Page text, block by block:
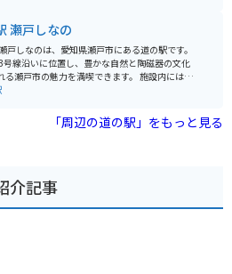
能できます。ベーカリーカフェでは、焼きたて
コーヒーなどを楽しむことができます。 道の駅
ス日進には、情報発信コーナーもあり、日進市
報やイベント情報などを得ることができます。
乳室やおむつ交換台も完備されているので、小
でも安心して利用できます。 バイクで訪れ
心して駐車できます。また、道の駅周辺には、
子、地元産の野菜を使った漬物などがありま
ラーメンやレンコンうどんなど、ここでしか味
オリジナルメニューが楽しめます。売店では、
を使ったパンやお惣菜、お菓子など、お土産に
りの商品が豊富に揃っています。特に、レンコ
クリームは、訪れた多くの人が絶賛する人気商
を楽しむことができます。杉の梁をアクセント
す。観光情報コーナーでは、周辺の観光スポッ
入手できます。休憩所では、購入したパンやお
べながら、ゆっくりとくつろぐことができま
瀬戸しなの
戸しなのは、愛知県瀬戸市にある道の駅です。
線沿いに位置し、豊かな自然と陶磁器の文化
瀬戸市の魅力を満喫できます。 施設内には、
鮮な野菜や果物を販売する農産物直売所や、瀬
を使った料理や、瀬戸物の器で味わえるメニュ
めです。
「周辺の道の駅」をもっと見る
介記事